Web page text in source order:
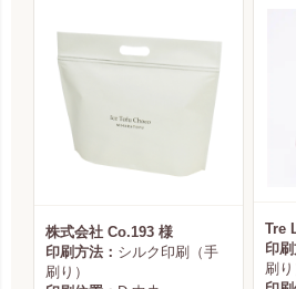
株式会社 Co.193 様
印刷方法： シルク印刷（手
刷り）
印刷
刷り